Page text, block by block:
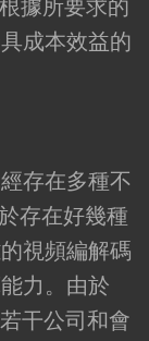
據所要求的
成本效益的
存在多種不
存在好幾種
視頻編解碼
力。由於
干公司和會